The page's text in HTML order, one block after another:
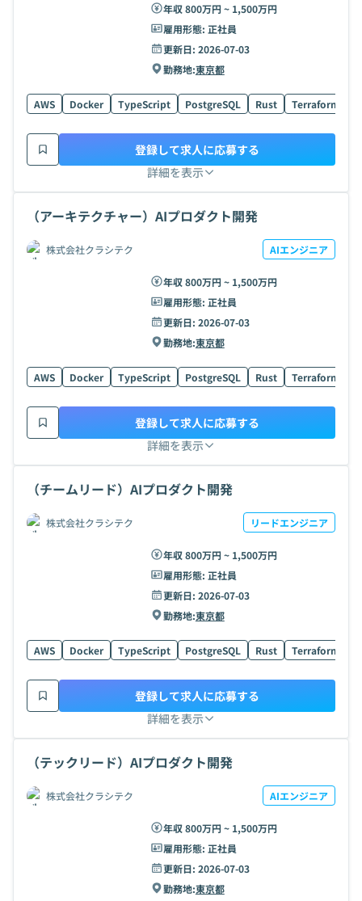
年収 800万円 ~ 1,500万円
雇用形態: 正社員
更新日: 2026-07-03
勤務地:東京都
AWS Docker TypeScript PostgreSQL Rust Terraform
詳細を表示
登録して求人に応募する
（アーキテクチャー）AIプロダクト開発
株式会社クラシテク AIエンジニア
年収 800万円 ~ 1,500万円
雇用形態: 正社員
更新日: 2026-07-03
勤務地:東京都
AWS Docker TypeScript PostgreSQL Rust Terraform
詳細を表示
登録して求人に応募する
（チームリード）AIプロダクト開発
株式会社クラシテク リードエンジニア
年収 800万円 ~ 1,500万円
雇用形態: 正社員
更新日: 2026-07-03
勤務地:東京都
AWS Docker TypeScript PostgreSQL Rust Terraform
詳細を表示
登録して求人に応募する
（テックリード）AIプロダクト開発
株式会社クラシテク AIエンジニア
年収 800万円 ~ 1,500万円
雇用形態: 正社員
更新日: 2026-07-03
勤務地:東京都